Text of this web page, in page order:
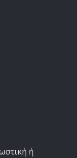
ή